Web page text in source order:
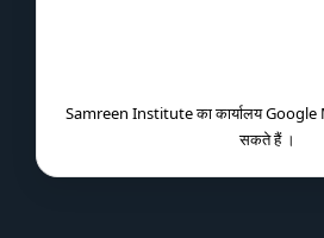
Samreen Institute का कार्यालय
सकते हैं ।